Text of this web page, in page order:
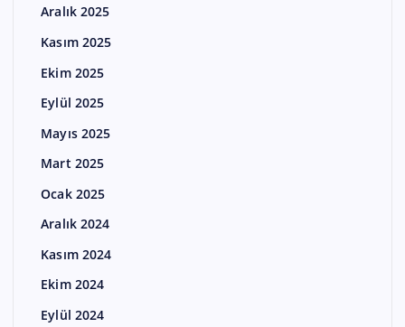
Aralık 2025
Kasım 2025
Ekim 2025
Eylül 2025
Mayıs 2025
Mart 2025
Ocak 2025
Aralık 2024
Kasım 2024
Ekim 2024
Eylül 2024